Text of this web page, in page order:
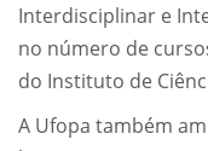
Interdisciplinar e
no número de
do Instituto de
A Ufopa também